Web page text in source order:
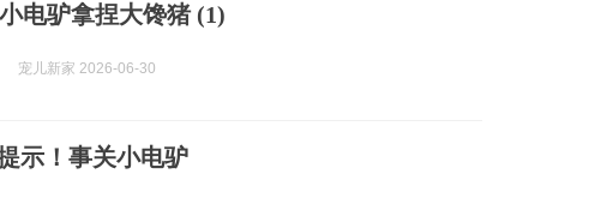
小电驴拿捏大馋猪 (1)
宠儿新家 2026-06-30
示！事关小电驴